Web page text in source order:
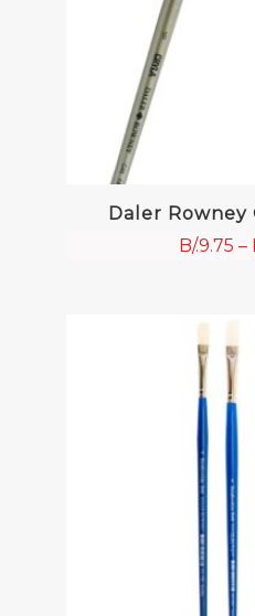
Daler Rowney
B/.9.75 –